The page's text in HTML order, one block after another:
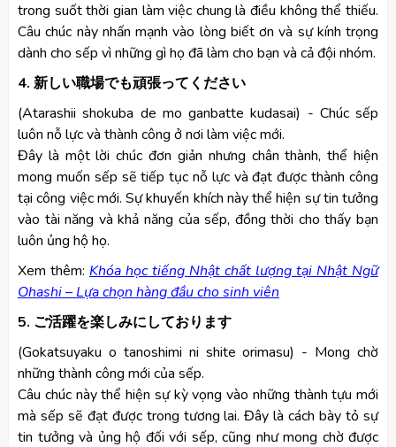
trong suốt thời gian làm việc chung là điều không thể thiếu.
Câu chúc này nhấn mạnh vào lòng biết ơn và sự kính trọng
dành cho sếp vì những gì họ đã làm cho bạn và cả đội nhóm.
4. 新しい職場でも頑張ってください
(Atarashii shokuba de mo ganbatte kudasai) - Chúc sếp
luôn nỗ lực và thành công ở nơi làm việc mới.
Đây là một lời chúc đơn giản nhưng chân thành, thể hiện
mong muốn sếp sẽ tiếp tục nỗ lực và đạt được thành công
tại công việc mới. Sự khuyến khích này thể hiện sự tin tưởng
vào tài năng và khả năng của sếp, đồng thời cho thấy bạn
luôn ủng hộ họ.
Xem thêm: Khóa học tiếng Nhật chất lượng tại Nhật Ngữ
Ohashi – Lựa chọn hàng đầu cho sinh viên
5. ご活躍を楽しみにしております
(Gokatsuyaku o tanoshimi ni shite orimasu) - Mong chờ
những thành công mới của sếp.
Câu chúc này thể hiện sự kỳ vọng vào những thành tựu mới
mà sếp sẽ đạt được trong tương lai. Đây là cách bày tỏ sự
tin tưởng và ủng hộ đối với sếp, cũng như mong chờ được